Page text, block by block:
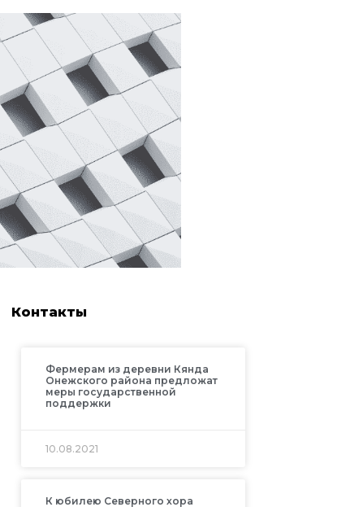
Контакты
Фермерам из деревни Кянда
Онежского района предложат
меры государственной
поддержки
10.08.2021
К юбилею Северного хора